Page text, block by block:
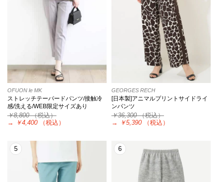
OFUON le MK
ストレッチテーパードパンツ/接触冷
感/洗える/WEB限定サイズあり
￥8,800（税込）
→
￥4,400 （税込）
GEORGES RECH
[日本製]アニマルプリントサイドライ
ンパンツ
￥36,300（税込）
→
￥5,390 （税込）
5 6